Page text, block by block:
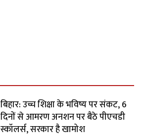
बिहार: उच्च शिक्षा के भविष्य पर संकट, 6
दिनों से आमरण अनशन पर बैठे पीएचडी
स्कॉलर्स, सरकार है खामोश